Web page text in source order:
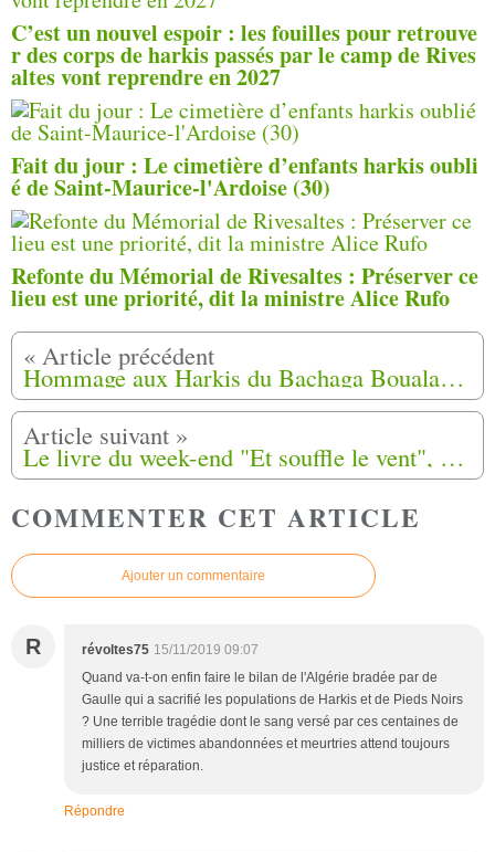
C’est un nouvel espoir : les fouilles pour retrouve
r des corps de harkis passés par le camp de Rives
altes vont reprendre en 2027
Fait du jour : Le cimetière d’enfants harkis oubli
é de Saint-Maurice-l'Ardoise (30)
Refonte du Mémorial de Rivesaltes : Préserver ce
lieu est une priorité, dit la ministre Alice Rufo
Hommage aux Harkis du Bachaga Boualam et leurs Familles le samedi 23 Novembre 2019
Le livre du week-end "Et souffle le vent", de Fatiha Akaba
COMMENTER CET ARTICLE
Ajouter un commentaire
R révoltes75 15/11/2019 09:07
Quand va-t-on enfin faire le bilan de l'Algérie bradée par de
Gaulle qui a sacrifié les populations de Harkis et de Pieds Noirs
? Une terrible tragédie dont le sang versé par ces centaines de
milliers de victimes abandonnées et meurtries attend toujours
justice et réparation.
Répondre